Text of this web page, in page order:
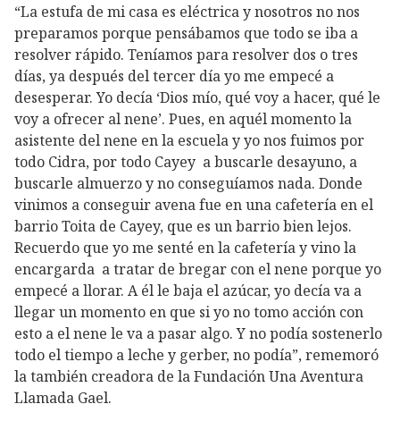
“La estufa de mi casa es eléctrica y nosotros no nos
preparamos porque pensábamos que todo se iba a
resolver rápido. Teníamos para resolver dos o tres
días, ya después del tercer día yo me empecé a
desesperar. Yo decía ‘Dios mío, qué voy a hacer, qué le
voy a ofrecer al nene’. Pues, en aquél momento la
asistente del nene en la escuela y yo nos fuimos por
todo Cidra, por todo Cayey a buscarle desayuno, a
buscarle almuerzo y no conseguíamos nada. Donde
vinimos a conseguir avena fue en una cafetería en el
barrio Toita de Cayey, que es un barrio bien lejos.
Recuerdo que yo me senté en la cafetería y vino la
encargarda a tratar de bregar con el nene porque yo
empecé a llorar. A él le baja el azúcar, yo decía va a
llegar un momento en que si yo no tomo acción con
esto a el nene le va a pasar algo. Y no podía sostenerlo
todo el tiempo a leche y gerber, no podía”, rememoró
la también creadora de la Fundación Una Aventura
Llamada Gael.